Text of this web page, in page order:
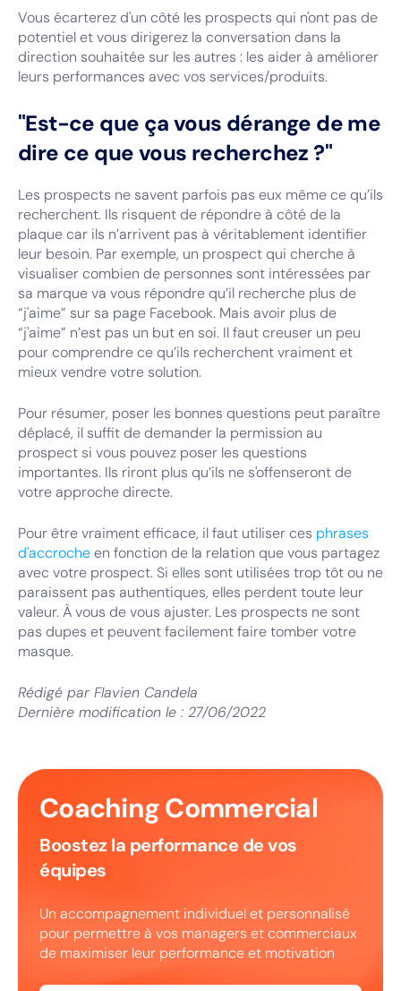
Vous écarterez d'un côté les prospects qui n'ont pas de
potentiel et vous dirigerez la conversation dans la
direction souhaitée sur les autres : les aider à améliorer
leurs performances avec vos services/produits.
"Est-ce que ça vous dérange de me
dire ce que vous recherchez ?"
Les prospects ne savent parfois pas eux même ce qu’ils
recherchent. Ils risquent de répondre à côté de la
plaque car ils n’arrivent pas à véritablement identifier
leur besoin. Par exemple, un prospect qui cherche à
visualiser combien de personnes sont intéressées par
sa marque va vous répondre qu’il recherche plus de
“j'aime” sur sa page Facebook. Mais avoir plus de
“j'aime” n’est pas un but en soi. Il faut creuser un peu
pour comprendre ce qu’ils recherchent vraiment et
mieux vendre votre solution.
Pour résumer, poser les bonnes questions peut paraître
déplacé, il suffit de demander la permission au
prospect si vous pouvez poser les questions
importantes. Ils riront plus qu’ils ne s'offenseront de
votre approche directe.
Pour être vraiment efficace, il faut utiliser ces phrases
d'accrocheen fonction de la relation que vous partagez
avec votre prospect. Si elles sont utilisées trop tôt ou ne
paraissent pas authentiques, elles perdent toute leur
valeur. À vous de vous ajuster. Les prospects ne sont
pas dupes et peuvent facilement faire tomber votre
masque.
Rédigé par Flavien Candela
Dernière modification le : 27/06/2022
Coaching Commercial
Boostez la performance de vos
équipes
Un accompagnement individuel et personnalisé
pour permettre à vos managers et commerciaux
de maximiser leur performance et motivation